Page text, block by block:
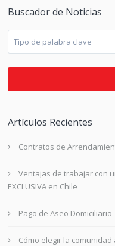
Buscador de Noticias
Artículos Recientes
Contratos de
Ventajas de trabajar con
EXCLUSIVA en Chile
Pago de Aseo Domiciliario
Cómo elegir la